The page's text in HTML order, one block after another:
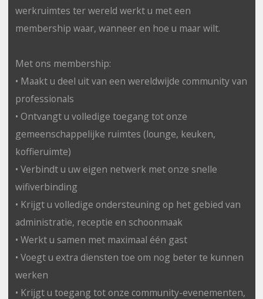
werkruimtes ter wereld werkt u met een
membership waar, wanneer en hoe u maar wilt.
Met ons membership:
• Maakt u deel uit van een wereldwijde community van
professionals
• Ontvangt u volledige toegang tot onze
gemeenschappelijke ruimtes (lounge, keuken,
koffieruimte)
• Verbindt u uw eigen netwerk met onze snelle
wifiverbinding
• Krijgt u volledige ondersteuning op het gebied van
administratie, receptie en schoonmaak
• Werkt u samen met maximaal één gast
• Voegt u extra diensten toe om nog beter te kunnen
werken
• Krijgt u toegang tot onze community-evenementen,